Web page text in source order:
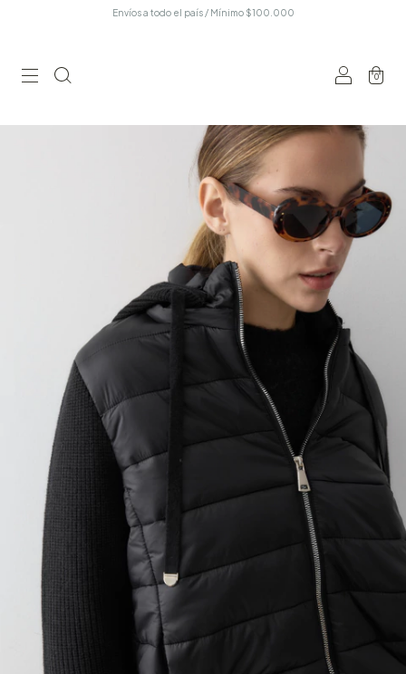
Envíos a todo el país / Mínimo $100.000
0